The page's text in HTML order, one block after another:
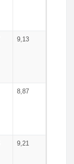
9,13
8,87
9,21